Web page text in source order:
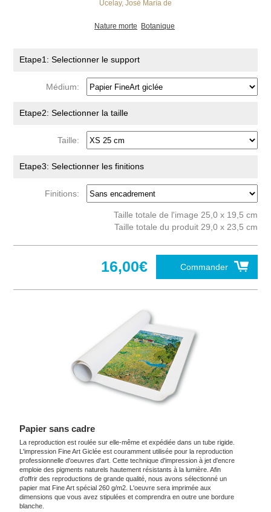
Ucelay, José María de
Nature morte Botanique
Etape1: Selectionner le support
Médium:
Etape2: Selectionner la taille
Taille:
Etape3: Selectionner les finitions
Finitions:
Taille totale de l'image 25,0 x 19,5 cm
Taille totale du produit 29,0 x 23,5 cm
Commander
16,00€
Papier sans cadre
La reproduction est roulée sur elle-même et expédiée dans un tube rigide.
L'impression Fine Art Giclée est couramment utilisée pour la reproduction
professionnelle d'oeuvres d'art. Cette technique d'impression à jet d'encre
emploie des pigments naturels hautement résistants à la lumière. Afin
d'offrir des reproductions de grande qualité, nous avons sélectionné un
papier mat Fine Art spécial 260 g/m2. L'oeuvre sera imprimée aux
dimensions que vous avez stipulées et comprendra en outre une bordure
blanche.